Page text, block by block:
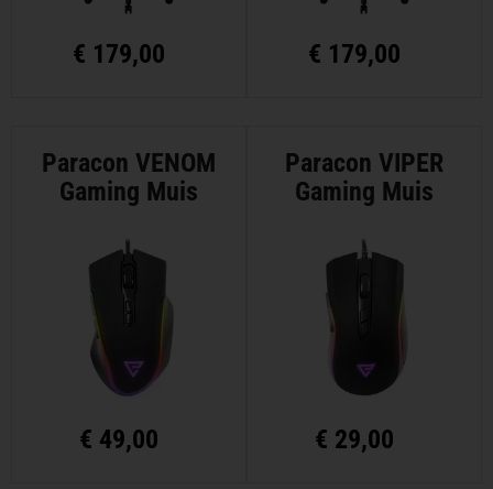
€ 179,00 € 179,00
Paracon VENOM
Gaming Muis
€ 49,00
Paracon VIPER
Gaming Muis
€ 29,00